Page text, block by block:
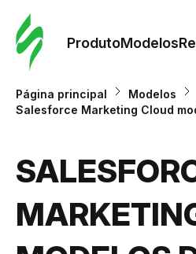
ProdutoModelos
Página principal
Modelos
Salesforce Marketing Cloud